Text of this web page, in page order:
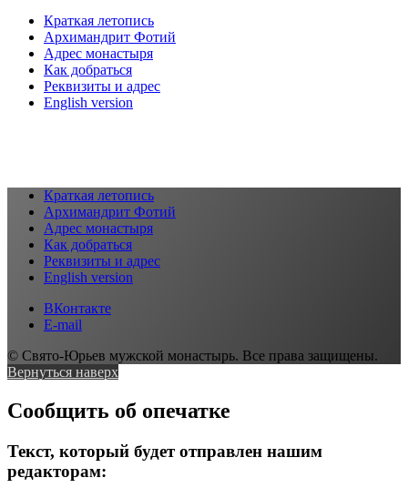
Краткая летопись
Архимандрит Фотий
Адрес монастыря
Как добраться
Реквизиты и адрес
English version
Краткая летопись
Архимандрит Фотий
Адрес монастыря
Как добраться
Реквизиты и адрес
English version
ВКонтакте
E-mail
© Свято-Юрьев мужской монастырь. Все права защищены.
Вернуться наверх
Сообщить об опечатке
Текст, который будет отправлен нашим
редакторам: